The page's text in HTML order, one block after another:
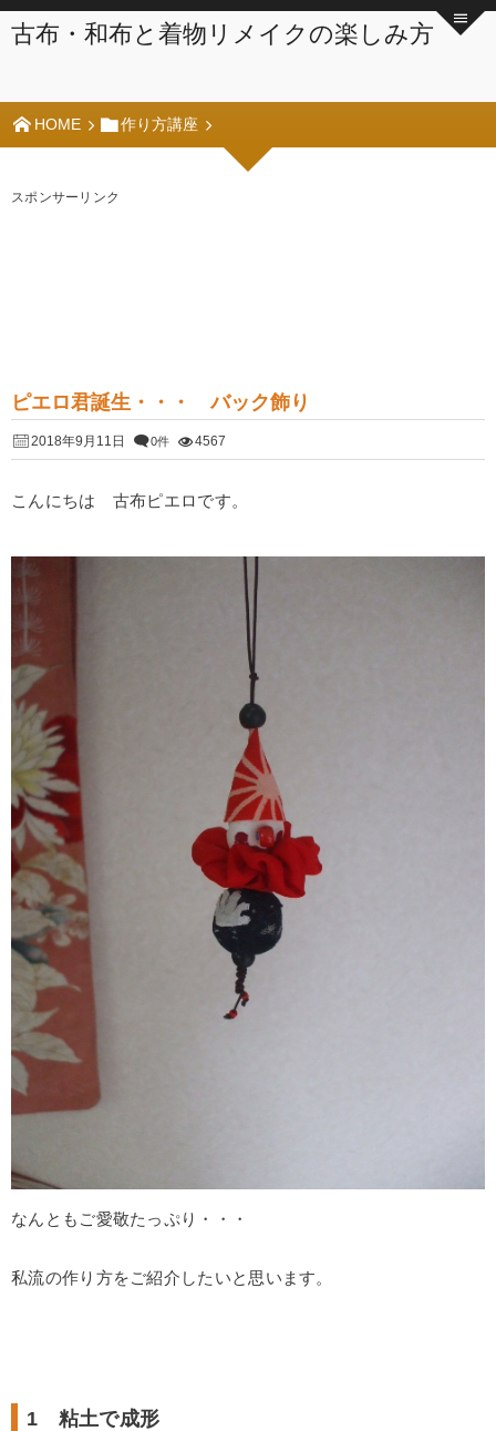
古布・和布と着物リメイクの楽しみ方
HOME 作り方講座
スポンサーリンク
ピエロ君誕生・・・ バック飾り
2018年9月11日 0件 4567
こんにちは 古布ピエロです。
なんともご愛敬たっぷり・・・
私流の作り方をご紹介したいと思います。
1 粘土で成形